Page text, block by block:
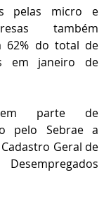
pelas micro e
também
62% do total de
em janeiro de
parte de
pelo Sebrae a
Geral de